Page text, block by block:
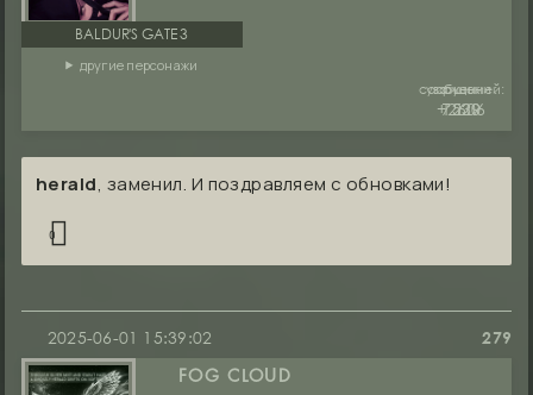
BALDUR'S GATE 3
руны:
7530
сообщений:
1229
уважение:
+2606
другие персонажи
herald, заменил. И поздравляем с обновками!
0
279
2025-06-01 15:39:02
FOG CLOUD